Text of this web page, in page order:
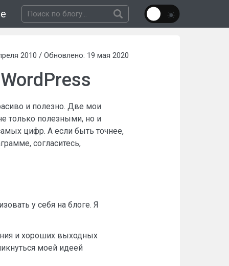
2010 / Обновлено: 19 мая 2020
и полезно. Две мои
только полезными, но и
цифр. А если быть точнее,
согласитесь,
у себя на блоге. Я
и хороших выходных
моей идеей